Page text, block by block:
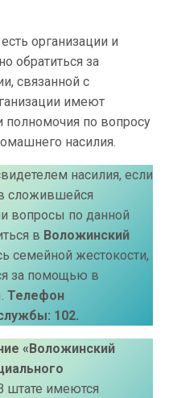
организации и
обратиться за
связанной с
имеют
по вопросу
насилия.
насилия, если
сложившейся
вопросы по данной
в Воложинский
семейной жестокости,
за помощью в
Телефон
102.
«Воложинский
штате имеются